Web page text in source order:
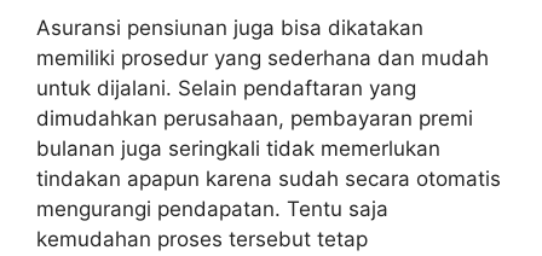
Asuransi pensiunan juga bisa dikatakan
memiliki prosedur yang sederhana dan mudah
untuk dijalani. Selain pendaftaran yang
dimudahkan perusahaan, pembayaran premi
bulanan juga seringkali tidak memerlukan
tindakan apapun karena sudah secara otomatis
mengurangi pendapatan. Tentu saja
kemudahan proses tersebut tetap